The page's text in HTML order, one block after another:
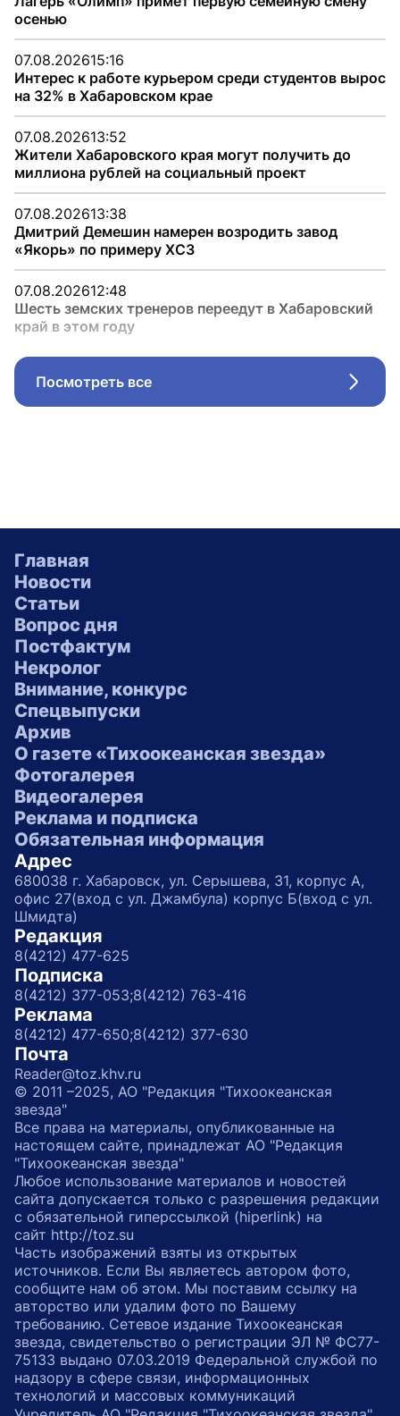
осенью
07.08.202615:16
Интерес к работе курьером среди студентов вырос
на 32% в Хабаровском крае
07.08.202613:52
Жители Хабаровского края могут получить до
миллиона рублей на социальный проект
07.08.202613:38
Дмитрий Демешин намерен возродить завод
«Якорь» по примеру ХСЗ
07.08.202612:48
Шесть земских тренеров переедут в Хабаровский
край в этом году
Посмотреть все
Главная
Новости
Статьи
Вопрос дня
Постфактум
Некролог
Внимание, конкурс
Спецвыпуски
Архив
О газете «Тихоокеанская звезда»
Фотогалерея
Видеогалерея
Реклама и подписка
Обязательная информация
Адрес
680038 г. Хабаровск, ул. Серышева, 31, корпус А,
офис 27(вход с ул. Джамбула) корпус Б(вход с ул.
Шмидта)
Редакция
8(4212) 477-625
Подписка
8(4212) 377-053;8(4212) 763-416
Реклама
8(4212) 477-650;8(4212) 377-630
Почта
Reader@toz.khv.ru
© 2011 –2025, АО "Редакция "Тихоокеанская
звезда"
Все права на материалы, опубликованные на
настоящем сайте, принадлежат АО "Редакция
"Тихоокеанская звезда"
Любое использование материалов и новостей
сайта допускается только с разрешения редакции
с обязательной гиперссылкой (hiperlink) на
сайт http://toz.su
Часть изображений взяты из открытых
источников. Если Вы являетесь автором фото,
сообщите нам об этом. Мы поставим ссылку на
авторство или удалим фото по Вашему
требованию. Сетевое издание Тихоокеанская
звезда, свидетельство о регистрации ЭЛ № ФС77-
75133 выдано 07.03.2019 Федеральной службой по
надзору в сфере связи, информационных
технологий и массовых коммуникаций